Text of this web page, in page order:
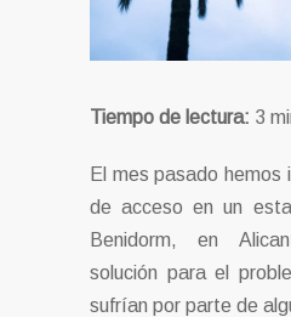
Tiempo de lectura: 3
El mes pasado hemos
de acceso en un
Benidorm, en
solución para el
sufrían por parte de